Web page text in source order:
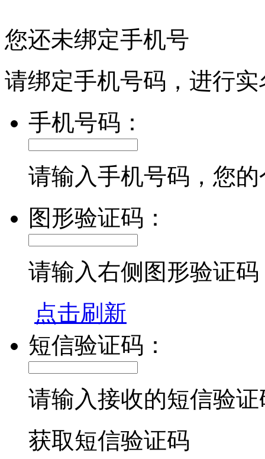
您还未绑定手机号
请绑定手机号码，进行
手机号码：
请输入手机号码，您
图形验证码：
请输入右侧图形验证码
点击刷新
短信验证码：
请输入接收的短信验证
获取短信验证码